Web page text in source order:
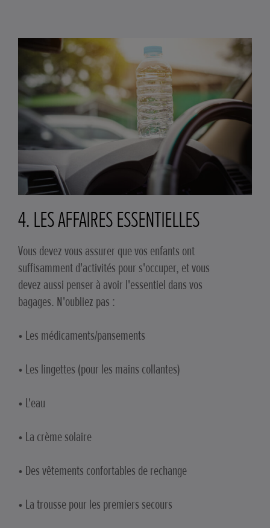
4. LES AFFAIRES ESSENTIELLES
Vous devez vous assurer que vos enfants ont
suffisamment d'activités pour s'occuper, et vous
devez aussi penser à avoir l'essentiel dans vos
bagages. N'oubliez pas :
• Les médicaments/pansements
• Les lingettes (pour les mains collantes)
• L'eau
• La crème solaire
• Des vêtements confortables de rechange
• La trousse pour les premiers secours